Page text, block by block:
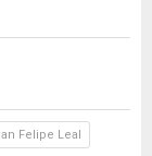
Felipe Leal